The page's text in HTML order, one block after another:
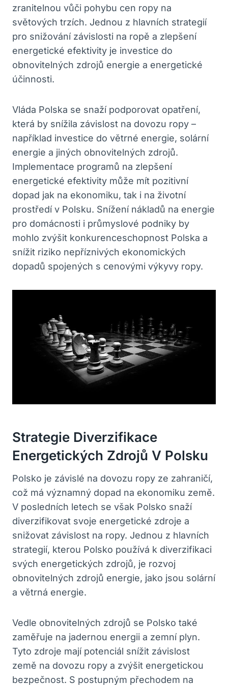
zranitelnou vůči pohybu cen ropy na
světových trzích. Jednou z hlavních strategií
pro snižování závislosti na ropě a zlepšení
energetické efektivity je investice do
obnovitelných zdrojů energie a energetické
účinnosti.
Vláda Polska se snaží podporovat opatření,
která by snížila závislost na dovozu ropy –
například investice do větrné energie, solární
energie a jiných obnovitelných zdrojů.
Implementace programů na zlepšení
energetické efektivity může mít pozitivní
dopad jak na ekonomiku, tak i na životní
prostředí v Polsku. Snížení nákladů na energie
pro domácnosti i průmyslové podniky by
mohlo zvýšit konkurenceschopnost Polska a
snížit riziko nepříznivých ekonomických
dopadů spojených s cenovými výkyvy ropy.
Strategie Diverzifikace
Energetických Zdrojů V Polsku
Polsko je závislé na dovozu ropy ze zahraničí,
což má významný dopad na ekonomiku země.
V posledních letech se však Polsko snaží
diverzifikovat svoje energetické zdroje a
snižovat závislost na ropy. Jednou z hlavních
strategií, kterou Polsko používá k diverzifikaci
svých energetických zdrojů, je rozvoj
obnovitelných zdrojů energie, jako jsou solární
a větrná energie.
Vedle obnovitelných zdrojů se Polsko také
zaměřuje na jadernou energii a zemní plyn.
Tyto zdroje mají potenciál snížit závislost
země na dovozu ropy a zvýšit energetickou
bezpečnost. S postupným přechodem na